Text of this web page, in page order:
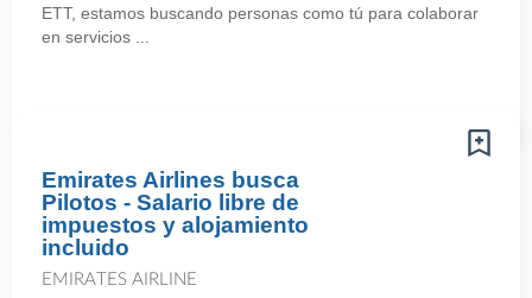
ETT, estamos buscando personas como tú para colaborar
en servicios ...
Emirates Airlines busca
Pilotos - Salario libre de
impuestos y alojamiento
incluido
EMIRATES AIRLINE